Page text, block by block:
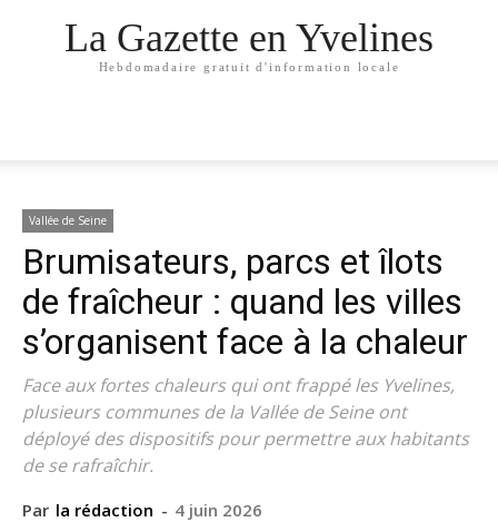
La Gazette en Yvelines
Hebdomadaire gratuit d'information locale
Vallée de Seine
Brumisateurs, parcs et îlots
de fraîcheur : quand les villes
s’organisent face à la chaleur
Face aux fortes chaleurs qui ont frappé les Yvelines,
plusieurs communes de la Vallée de Seine ont
déployé des dispositifs pour permettre aux habitants
de se rafraîchir.
Par la rédaction - 4 juin 2026